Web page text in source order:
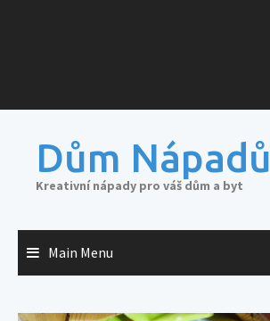
Dům Nápadů
Kreativní nápady pro váš dům a byt
Main Menu